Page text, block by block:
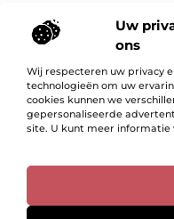
Uw
ons
Wij respecteren uw privacy
technologieën om uw
cookies kunnen we
gepersonaliseerde
site. U kunt meer informatie